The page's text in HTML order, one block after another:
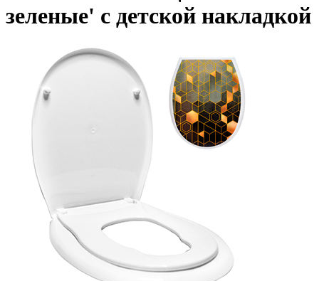
зеленые' с детской накладкой